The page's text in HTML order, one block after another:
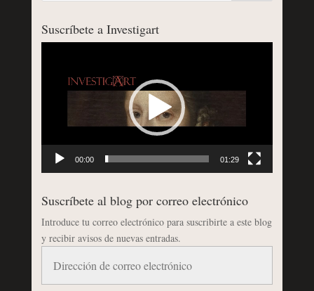
Suscríbete a Investigart
00:00 01:29
Suscríbete al blog por correo electrónico
Introduce tu correo electrónico para suscribirte a este blog
y recibir avisos de nuevas entradas.
correo